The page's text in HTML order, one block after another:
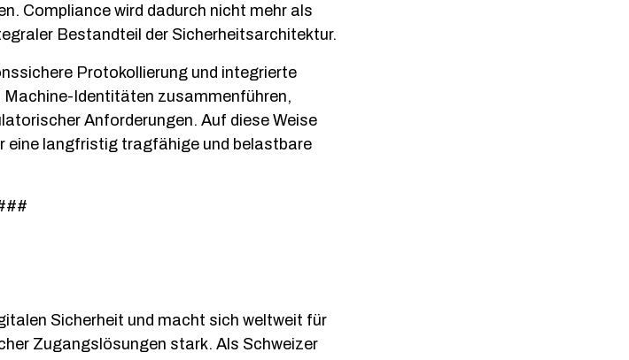
Compliance wird dadurch nicht mehr als
Bestandteil der Sicherheitsarchitektur.
Protokollierung und integrierte
Identitäten zusammenführen,
Anforderungen. Auf diese Weise
eine langfristig tragfähige und belastbare
Sicherheit und macht sich weltweit für
Zugangslösungen stark. Als Schweizer